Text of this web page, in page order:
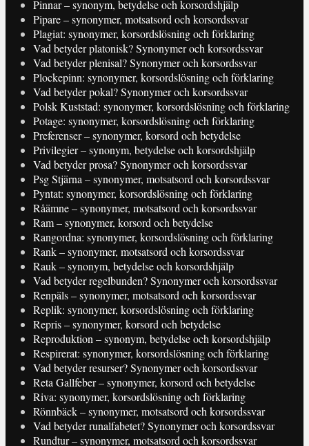
Pinnar – synonym, betydelse och korsordshjälp
Pipare – synonymer, motsatsord och korsordssvar
Plagiat: synonymer, korsordslösning och förklaring
Vad betyder platonisk? Synonymer och korsordssvar
Vad betyder plenisal? Synonymer och korsordssvar
Plockepinn: synonymer, korsordslösning och förklaring
Vad betyder pokal? Synonymer och korsordssvar
Polsk Kuststad: synonymer, korsordslösning och förklaring
Potage: synonymer, korsordslösning och förklaring
Preferenser – synonymer, korsord och betydelse
Privilegier – synonym, betydelse och korsordshjälp
Vad betyder prosa? Synonymer och korsordssvar
Psg Stjärna – synonymer, motsatsord och korsordssvar
Pyntat: synonymer, korsordslösning och förklaring
Råämne – synonymer, motsatsord och korsordssvar
Ram – synonymer, korsord och betydelse
Rangordna: synonymer, korsordslösning och förklaring
Rank – synonymer, motsatsord och korsordssvar
Rauk – synonym, betydelse och korsordshjälp
Vad betyder regelbunden? Synonymer och korsordssvar
Renpäls – synonymer, motsatsord och korsordssvar
Replik: synonymer, korsordslösning och förklaring
Repris – synonymer, korsord och betydelse
Reproduktion – synonym, betydelse och korsordshjälp
Respirerat: synonymer, korsordslösning och förklaring
Vad betyder resurser? Synonymer och korsordssvar
Reta Gallfeber – synonymer, korsord och betydelse
Riva: synonymer, korsordslösning och förklaring
Rönnbäck – synonymer, motsatsord och korsordssvar
Vad betyder runalfabetet? Synonymer och korsordssvar
Rundtur – synonymer, motsatsord och korsordssvar